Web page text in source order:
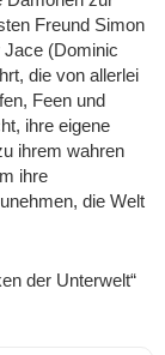
Freund Simon
Jace (Dominic
die von allerlei
Feen und
ihre eigene
ihrem wahren
ihre
die Welt
der Unterwelt“